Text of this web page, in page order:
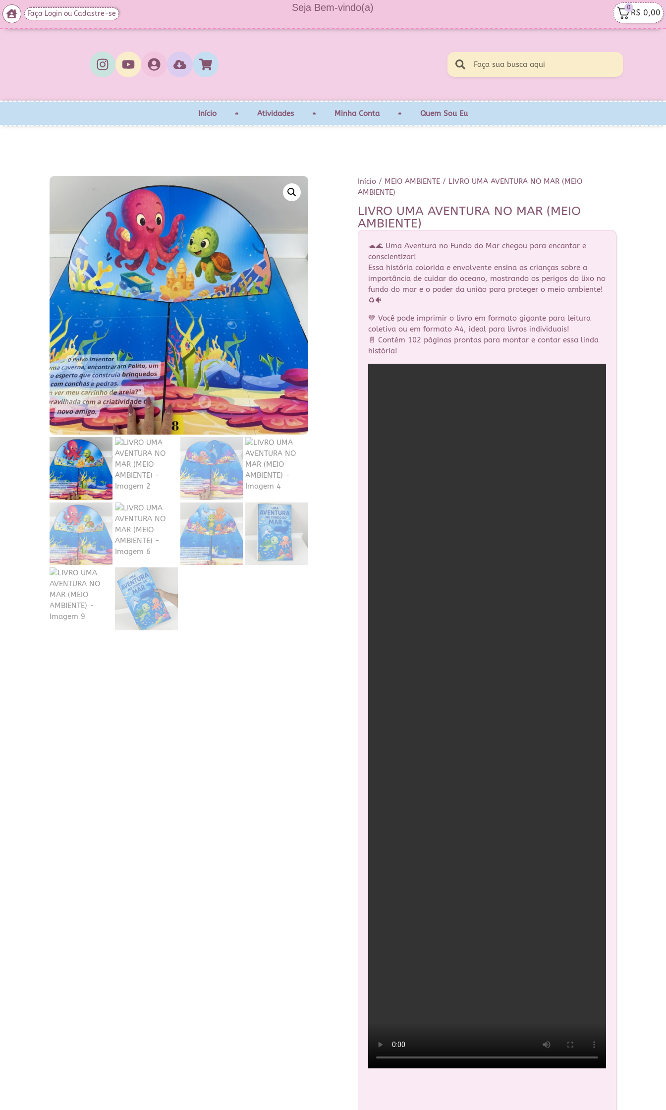
Faça Login ou Cadastre-se
Seja Bem-vindo(a) 0
R$ 0,00
Início Atividades Minha Conta Quem Sou Eu
Início / MEIO AMBIENTE / LIVRO UMA AVENTURA NO MAR (MEIO
AMBIENTE)
LIVRO UMA AVENTURA NO MAR (MEIO
AMBIENTE)
🐢🌊 Uma Aventura no Fundo do Mar chegou para encantar e
conscientizar!
Essa história colorida e envolvente ensina as crianças sobre a
importância de cuidar do oceano, mostrando os perigos do lixo no
fundo do mar e o poder da união para proteger o meio ambiente!
♻️🐠
💙 Você pode imprimir o livro em formato gigante para leitura
coletiva ou em formato A4, ideal para livros individuais!
📄 Contém 102 páginas prontas para montar e contar essa linda
história!